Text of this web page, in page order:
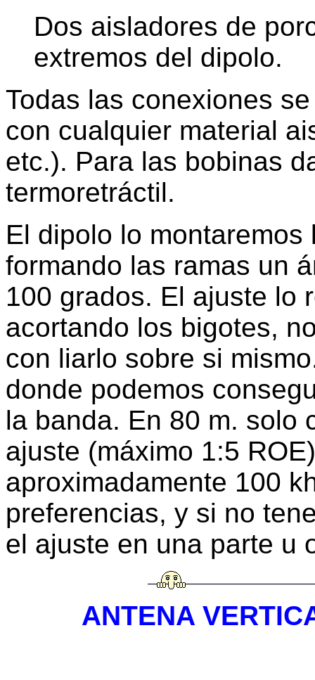
Dos aisladores de
extremos del dipolo.
Todas las conexiones
con cualquier material
etc.). Para las bobinas
termoretráctil.
El dipolo lo
formando las ramas un
100 grados. El ajuste lo
acortando los bigotes,
con liarlo sobre si
donde podemos
la banda. En 80 m. solo
ajuste (máximo 1:5
aproximadamente 100
preferencias, y si no
el ajuste en una parte u
ANTENA